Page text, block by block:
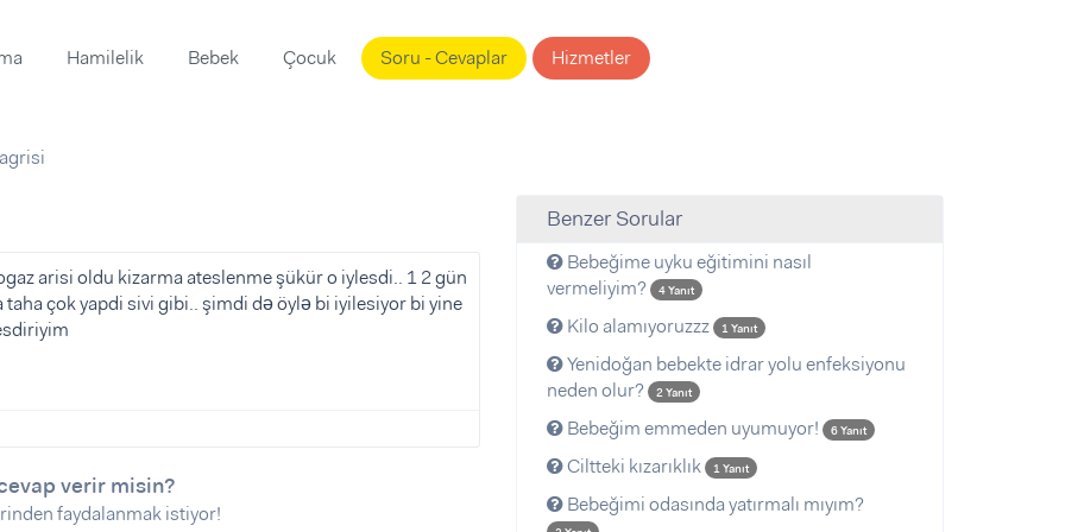
Hamilelik Bebek Çocuk Soru - Cevaplar Hizmetler
arisi oldu kizarma ateslenme şükür o iylesdi.. 1 2 gün
çok yapdi sivi gibi.. şimdi də öylə bi iyilesiyor bi yine
verir misin?
faydalanmak istiyor!
Benzer Sorular
Bebeğime uyku eğitimini nasıl
vermeliyim?
4 Yanıt
Kilo alamıyoruzzz 1 Yanıt
Yenidoğan bebekte idrar yolu enfeksiyonu
neden olur?
2 Yanıt
Bebeğim emmeden uyumuyor! 6 Yanıt
Ciltteki kızarıklık 1 Yanıt
Bebeğimi odasında yatırmalı mıyım?